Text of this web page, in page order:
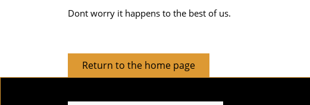
Dont worry it happens to the best of us.
Return to the home pageReturn
to